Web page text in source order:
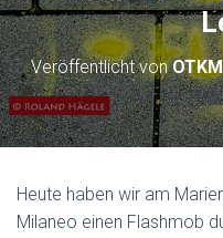
Veröffentlicht von
Heute haben wir am
Milaneo einen Flashmob